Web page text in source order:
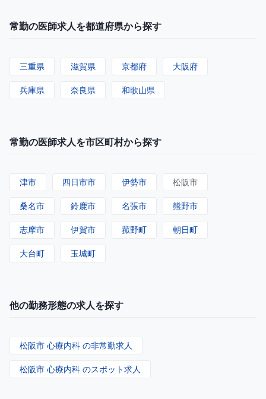
常勤の医師求人を都道府県から探す
三重県 滋賀県 京都府 大阪府
兵庫県 奈良県 和歌山県
常勤の医師求人を市区町村から探す
津市 四日市市 伊勢市 松阪市
桑名市 鈴鹿市 名張市 熊野市
志摩市 伊賀市 菰野町 朝日町
大台町 玉城町
他の勤務形態の求人を探す
松阪市 心療内科 の非常勤求人
松阪市 心療内科 のスポット求人